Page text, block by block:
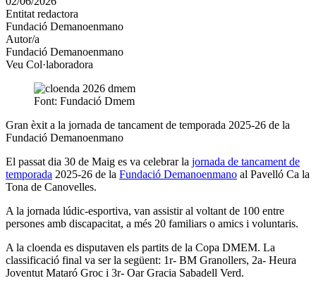
altres
xarxes
socials
Entitat redactora
Fundació Demanoenmano
Autor/a
Fundació Demanoenmano
Veu Col·laboradora
Font: Fundació Dmem
Gran èxit a la jornada de tancament de temporada 2025-26 de la
Fundació Demanoenmano
El passat dia 30 de Maig es va celebrar la jornada de tancament de
temporada 2025-26 de la Fundació Demanoenmano al Pavelló Ca la
Tona de Canovelles.
A la jornada lúdic-esportiva, van assistir al voltant de 100 entre
persones amb discapacitat, a més 20 familiars o amics i voluntaris.
A la cloenda es disputaven els partits de la Copa DMEM. La
classificació final va ser la següent: 1r- BM Granollers, 2a- Heura
Joventut Mataró Groc i 3r- Oar Gracia Sabadell Verd.